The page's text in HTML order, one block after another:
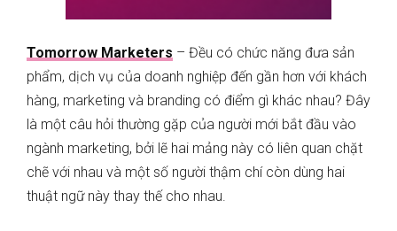
Tomorrow Marketers – Đều có chức năng đưa sản
phẩm, dịch vụ của doanh nghiệp đến gần hơn với khách
hàng, marketing và branding có điểm gì khác nhau? Đây
là một câu hỏi thường gặp của người mới bắt đầu vào
ngành marketing, bởi lẽ hai mảng này có liên quan chặt
chẽ với nhau và một số người thậm chí còn dùng hai
thuật ngữ này thay thế cho nhau.